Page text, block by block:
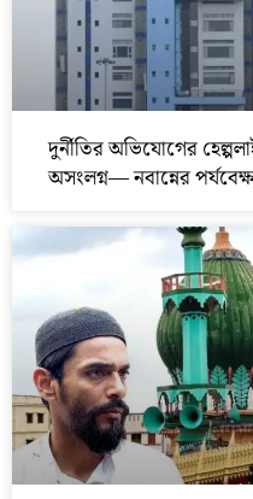
দুর্নীতির অভিযোগের
অসংলগ্ন— নবান্নের